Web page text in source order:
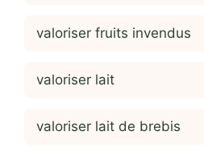
valoriser fruits invendus
valoriser lait
valoriser lait de brebis